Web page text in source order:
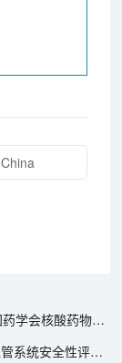
专业委员会成立大会
安全性评价考量